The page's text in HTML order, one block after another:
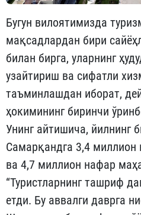
Бугун вилоятимизда
мақсадлардан бири
билан бирга, уларнинг
узайтириш ва сифатли
таъминлашдан иборат,
ҳокимининг биринчи
Унинг айтишича, йилнинг
Самарқандга 3,4
ва 4,7 миллион нафар
“Туристларнинг ташриф
етди. Бу аввалги даврга